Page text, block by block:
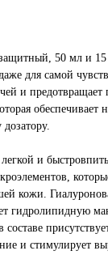
50 мл и
для самой
и предотвращает
обеспечивает
и
кожи.
гидролипидную
и стимулирует